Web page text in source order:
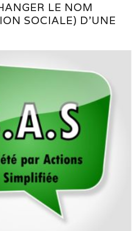
LE NOM
SOCIALE) D’UNE